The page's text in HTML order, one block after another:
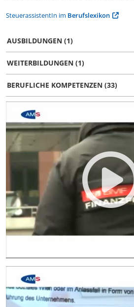
SteuerassistentIn im Berufslexikon
AUSBILDUNGEN (1)
WEITERBILDUNGEN (1)
BERUFLICHE KOMPETENZEN (33)